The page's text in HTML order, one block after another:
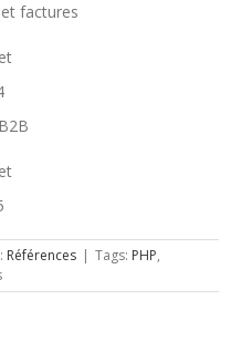
factures
Références | Tags: PHP,
sur
Opo